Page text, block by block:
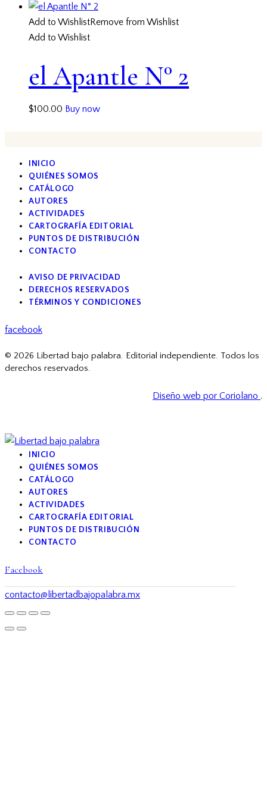
Add to WishlistRemove from Wishlist
Add to Wishlist
el Apantle N° 2
$100.00 Buy now
INICIO
QUIÉNES SOMOS
CATÁLOGO
AUTORES
ACTIVIDADES
CARTOGRAFÍA EDITORIAL
PUNTOS DE DISTRIBUCIÓN
CONTACTO
AVISO DE PRIVACIDAD
DERECHOS RESERVADOS
TÉRMINOS Y CONDICIONES
facebook
© 2026 Libertad bajo palabra. Editorial independiente. Todos los
derechos reservados.
Diseño web por Coriolano .
INICIO
QUIÉNES SOMOS
CATÁLOGO
AUTORES
ACTIVIDADES
CARTOGRAFÍA EDITORIAL
PUNTOS DE DISTRIBUCIÓN
CONTACTO
Facebook
contacto@libertadbajopalabra.mx